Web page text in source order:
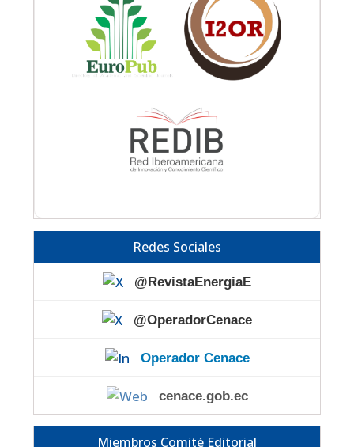
Redes Sociales
@RevistaEnergiaE
@OperadorCenace
Operador Cenace
cenace.gob.ec
Miembros Comité Editorial